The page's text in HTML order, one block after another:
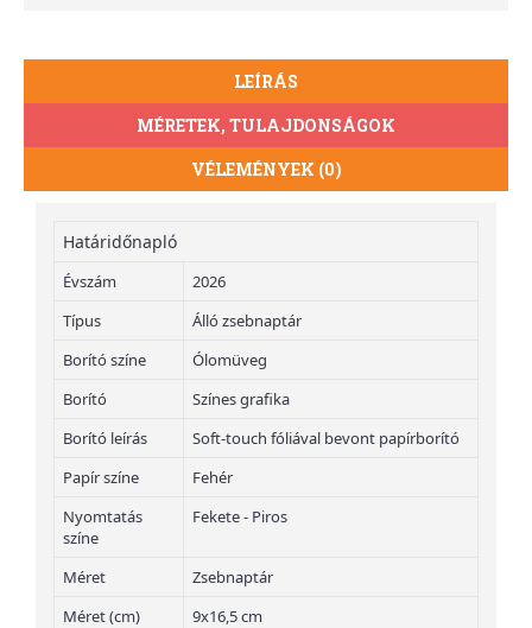
LEÍRÁS
MÉRETEK, TULAJDONSÁGOK
VÉLEMÉNYEK (0)
Határidőnapló
Évszám
2026
Típus
Álló zsebnaptár
Borító színe
Ólomüveg
Borító
Színes grafika
Borító leírás
Soft-touch fóliával bevont papírborító
Papír színe
Fehér
Nyomtatás
színe
Fekete - Piros
Méret
Zsebnaptár
Méret (cm)
9x16,5 cm